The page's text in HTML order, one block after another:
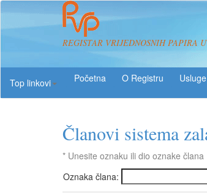
REGISTAR VRIJEDNOSNIH PAPIRA
Top linkovi
O Registru Usluge
Članovi sistema
* Unesite oznaku ili dio oznake člana
Oznaka člana: